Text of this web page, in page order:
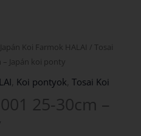
Japán Koi Farmok HALAI / Tosai
– Japán koi ponty
Koi pontyok ,Tosai Koi
25-30cm –